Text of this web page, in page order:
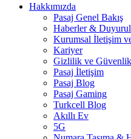
Hakkımızda
Pasaj Genel Bakış
Haberler &
Kurumsal İletişim
Kariyer
Gizlilik ve Güvenlik
Pasaj İletişim
Pasaj Blog
Pasaj Gaming
Turkcell Blog
Akıllı Ev
5G